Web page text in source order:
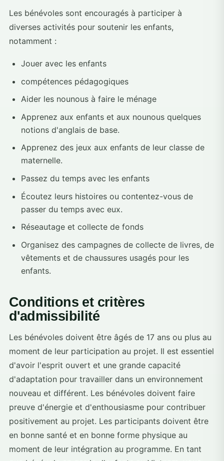
Les bénévoles sont encouragés à participer à
diverses activités pour soutenir les enfants,
notamment :
Jouer avec les enfants
compétences pédagogiques
Aider les nounous à faire le ménage
Apprenez aux enfants et aux nounous quelques
notions d'anglais de base.
Apprenez des jeux aux enfants de leur classe de
maternelle.
Passez du temps avec les enfants
Écoutez leurs histoires ou contentez-vous de
passer du temps avec eux.
Réseautage et collecte de fonds
Organisez des campagnes de collecte de livres, de
vêtements et de chaussures usagés pour les
enfants.
Conditions et critères
d'admissibilité
Les bénévoles doivent être âgés de 17 ans ou plus au
moment de leur participation au projet. Il est essentiel
d'avoir l'esprit ouvert et une grande capacité
d'adaptation pour travailler dans un environnement
nouveau et différent. Les bénévoles doivent faire
preuve d'énergie et d'enthousiasme pour contribuer
positivement au projet. Les participants doivent être
en bonne santé et en bonne forme physique au
moment de leur intégration au programme. En tant